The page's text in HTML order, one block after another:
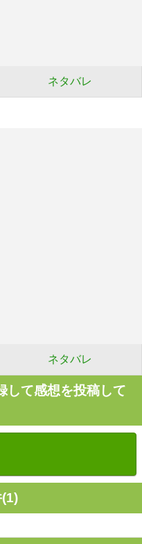
ネタバレ
ネタバレ
して感想を投稿して